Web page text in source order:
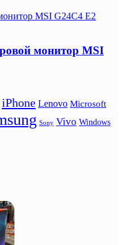
MSI G24C4 E2
монитор MSI
iPhone Lenovo Microsoft
Sony Vivo Windows